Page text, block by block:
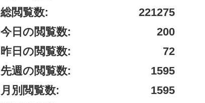
221275
総閲覧数:
200
今日の閲覧数:
72
昨日の閲覧数:
1595
先週の閲覧数:
1595
月別閲覧数: